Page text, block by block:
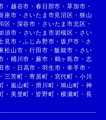
・ 越谷市 ・春日部市 ・草加市 ・
座市 ・ さいたま市見沼区 ・ 狭山
区 ・ 深谷市 ・ さいたま市北区 ・
須市 ・ さいたま市岩槻区 ・ さい
見市 ・ふじみ野市 ・坂戸市 ・ さ
松山市 ・行田市 ・飯能市 ・ さい
・ 桶川市 ・蕨市 ・ 鶴ヶ島市 ・ 志
市 ・ 日高市 ・ 羽生市 ・幸手市 ・
・ 三芳町 ・寄居町 ・ 宮代町 ・ 小川
・ 嵐山町 ・滑川町 ・鳩山町 ・ 神
・ 美里町 ・ 皆野町 ・横瀬町 ・ 長